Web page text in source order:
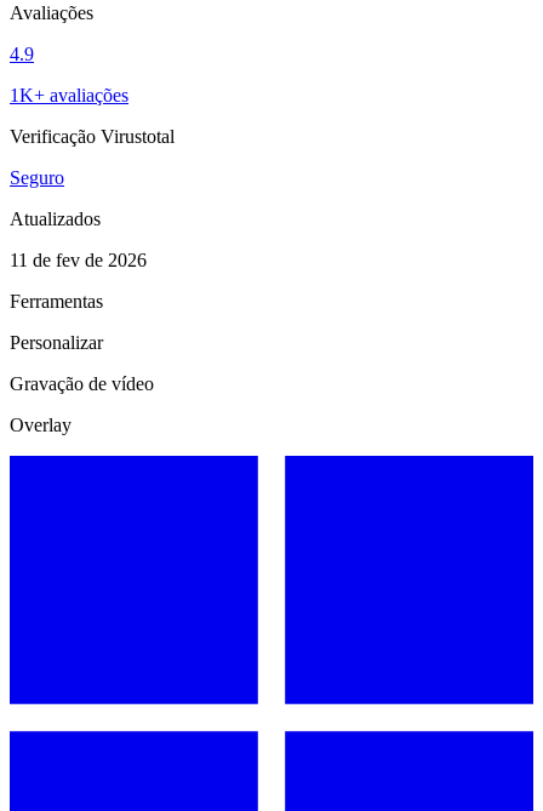
Avaliações
4.9
1K+ avaliações
Verificação Virustotal
Seguro
Atualizados
11 de fev de 2026
Ferramentas
Personalizar
Gravação de vídeo
Overlay